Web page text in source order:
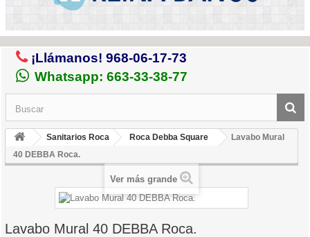
¡Llámanos! 968-06-17-73
Whatsapp: 663-33-38-77
Sanitarios Roca Roca Debba Square
Lavabo Mural
40 DEBBA Roca.
Ver más grande
Lavabo Mural 40 DEBBA Roca.